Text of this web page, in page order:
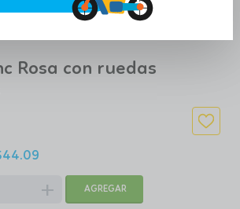
Rosa con ruedas
44.09
add AGREGAR